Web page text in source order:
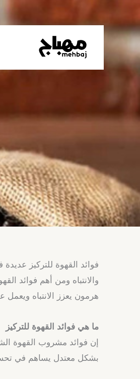
إلى
المحتوى
فوائد القهوة للتركيز
والانتباه ومن أهم فوائد
هرمون يعزز الانتباه ويعمل
ما هي فوائد القهوة للتركيز
إن فوائد مشروب القهوة
بشكل معتدل يساهم في